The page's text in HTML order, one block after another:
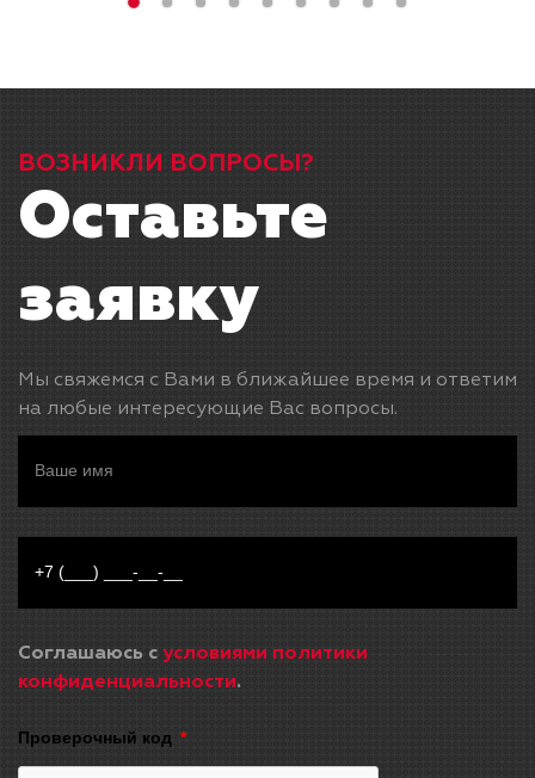
ВОЗНИКЛИ ВОПРОСЫ?
Оставьте
заявку
Мы свяжемся с Вами в ближайшее время и ответим
на любые интересующие Вас вопросы.
Соглашаюсь с условиями политики
конфиденциальности.
Проверочный код